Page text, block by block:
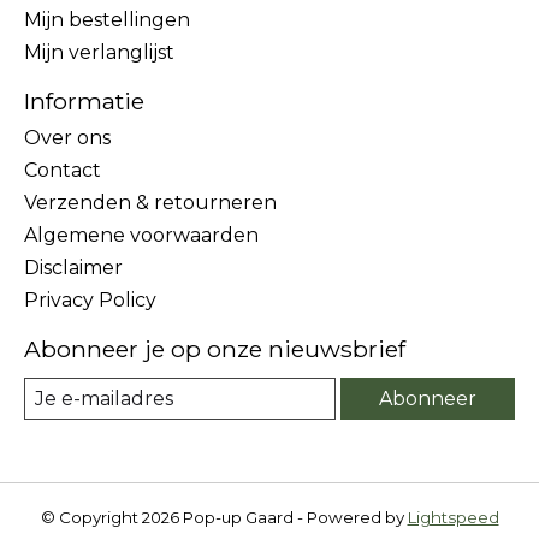
Mijn bestellingen
Mijn verlanglijst
Informatie
Over ons
Contact
Verzenden & retourneren
Algemene voorwaarden
Disclaimer
Privacy Policy
Abonneer je op onze nieuwsbrief
Abonneer
© Copyright 2026 Pop-up Gaard - Powered by Lightspeed